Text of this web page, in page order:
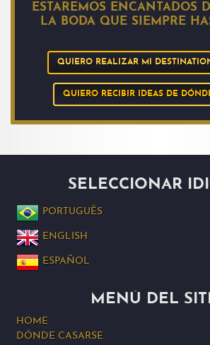
ESTAREMOS ENCANTADOS
LA BODA QUE SIEMPRE
QUIERO REALIZAR MI
QUIERO RECIBIR IDEAS DE
SELECCIONAR
PORTUGUÊS
ENGLISH
ESPAÑOL
MENÚ DEL
HOME
DÓNDE CASARSE